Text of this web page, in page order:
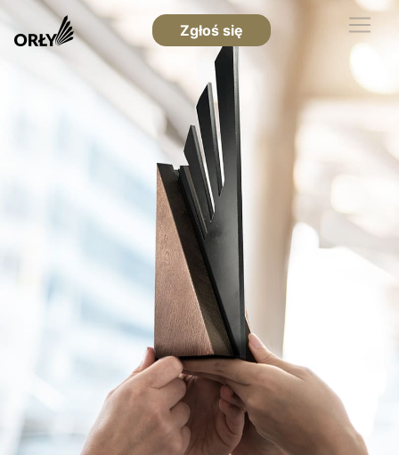
Zgłoś się